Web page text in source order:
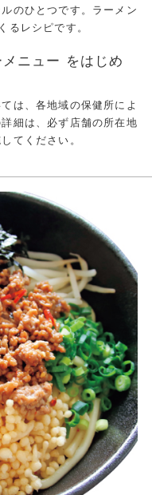
のひとつです。ラーメン
るレシピです。
ニュー をはじめ
は、各地域の保健所によ
細は、必ず店舗の所在地
てください。